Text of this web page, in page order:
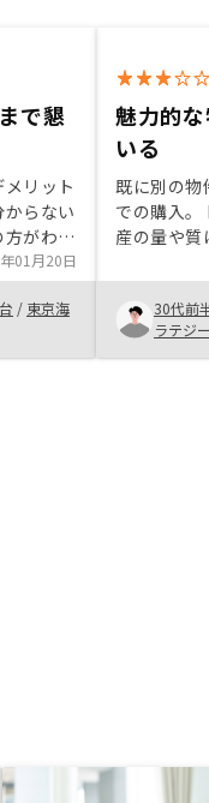
で懇
リット
らない
がわか
た。他社
要な一連
してい
。契約
の不備等
01月20日
/ 東京海
魅力的
いる
既に別の物
での購入
産の量や質
らしい水
が、ウェブ
する点も
タをアプリ
を円滑に進
30代前
ラテジ